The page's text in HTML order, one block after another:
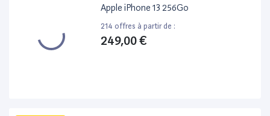
Apple iPhone 13 256Go
214 offres à partir de :
249,00 €